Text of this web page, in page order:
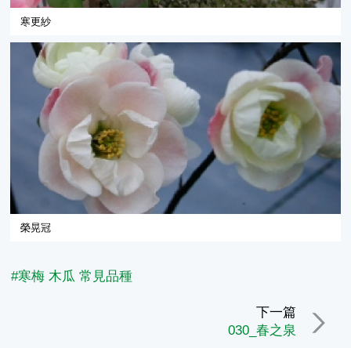
寒更紗
榮晃冠
#寒梅 木瓜 常見品種
下一篇
030_春之泉